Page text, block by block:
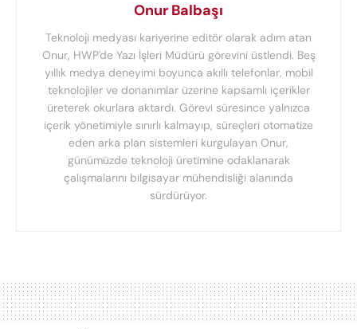
Onur Balbaşı
Teknoloji medyası kariyerine editör olarak adım atan
Onur, HWP'de Yazı İşleri Müdürü görevini üstlendi. Beş
yıllık medya deneyimi boyunca akıllı telefonlar, mobil
teknolojiler ve donanımlar üzerine kapsamlı içerikler
üreterek okurlara aktardı. Görevi süresince yalnızca
içerik yönetimiyle sınırlı kalmayıp, süreçleri otomatize
eden arka plan sistemleri kurgulayan Onur,
günümüzde teknoloji üretimine odaklanarak
çalışmalarını bilgisayar mühendisliği alanında
sürdürüyor.